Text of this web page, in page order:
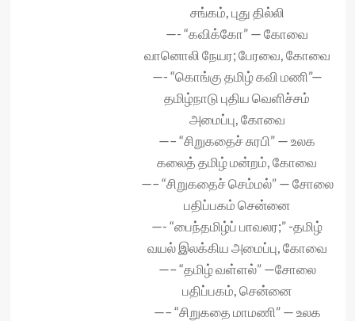
சங்கம், புது தில்லி
—- “கவிக்கோ” — கோவை
வானொலி நேயர; பேரவை, கோவை
—- “கொங்கு தமிழ் கவி மணி”—
தமிழ்நாடு புதிய வெளிச்சம்
அமைப்பு, கோவை
—– “சிறுகதைச் சுரபி” — உலக
கலைத் தமிழ் மன்றம், கோவை
—– “சிறுகதைச் செம்மல்” — சோலை
பதிப்பகம் சென்னை
—- “பைந்தமிழ்ப் பாவலர;” -தமிழ்
வயல் இலக்கிய அமைப்பு, கோவை
—– “தமிழ் வள்ளல்” —சோலை
பதிப்பகம், சென்னை
—– “சிறுகதை மாமணி” — உலக